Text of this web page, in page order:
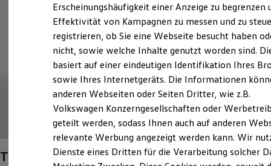
Ladezeitensimulator
Batterie
Sicherheit
Garantie und Lebensdauer
Nachhaltigkeit
Technologie
Kosten und Kauf
Verbrauchskosten
Kaufoptionen
E-Auto-Förderung
Software und Konnektivität
Die ID. Software 6
ID. Software Versionen und Updates
Digitale Extras
Schnittstellen zu Ihrem ID.
T‑Roc CabrioletR‑Line1.5 l TSI OPF 110 kW
Erscheinungshäufigkeit einer Anzeige zu begrenzen
Effektivität von Kampagnen zu messen und zu
registrieren, ob Sie eine Webseite besucht haben
nicht, sowie welche Inhalte genutzt worden sind.
basiert auf einer eindeutigen Identifikation Ihres
sowie Ihres Internetgeräts. Die Informationen
anderen Webseiten oder Seiten Dritter, wie z.B.
Volkswagen Konzerngesellschaften oder
geteilt werden, sodass Ihnen auch auf anderen
relevante Werbung angezeigt werden kann. Wir
Dienste eines Dritten für die Verarbeitung solcher